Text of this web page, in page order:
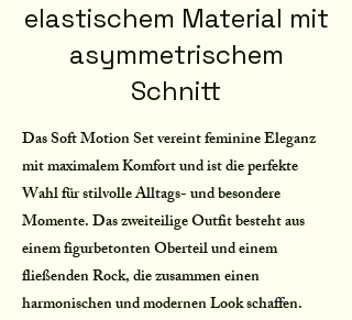
elastischem Material mit
asymmetrischem
Schnitt
Das Soft Motion Set vereint feminine Eleganz
mit maximalem Komfort und ist die perfekte
Wahl für stilvolle Alltags- und besondere
Momente. Das zweiteilige Outfit besteht aus
einem figurbetonten Oberteil und einem
fließenden Rock, die zusammen einen
harmonischen und modernen Look schaffen.